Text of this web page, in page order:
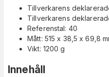
Tillverkarens
Tillverkarens
Referenstal: 40
Mått: 515 x 38,5 x 69,8
Vikt: 1200 g
Innehåll